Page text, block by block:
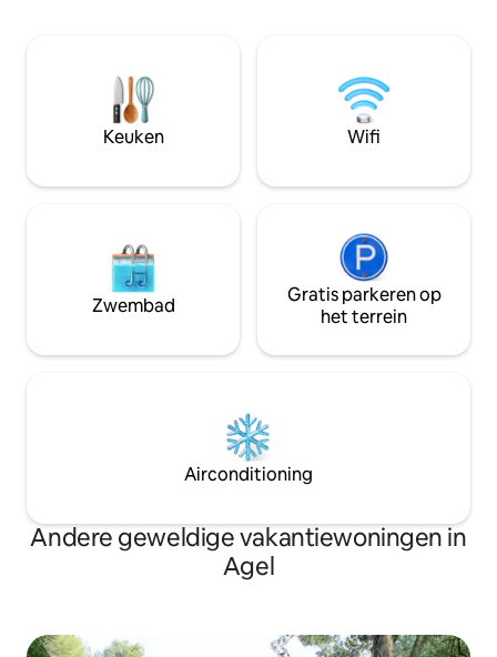
markten, restaurants, wijnhuizen,
historische steden en het Canal du Midi.
Perfect om te wandelen, fietsen,
paardrijden, wildlife, & ontspannen bij
landschap wilt
ontspannen
vrienden wilt
Keuken Wifi
Zwembad
Gratis parkeren op
het terrein
Airconditioning
Andere geweldige vakantiewoningen in
Agel